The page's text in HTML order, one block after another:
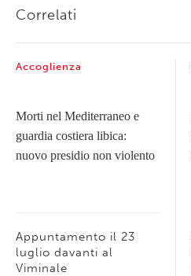
Correlati
Accoglienza
Morti nel Mediterraneo e
guardia costiera libica:
nuovo presidio non violento
Appuntamento il 23
luglio davanti al
Viminale